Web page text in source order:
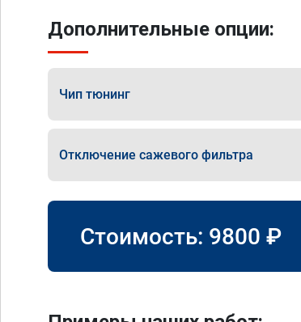
Дополнительные опции:
Чип тюнинг
Отключение сажевого фильтра
Стоимость: 9800 ₽